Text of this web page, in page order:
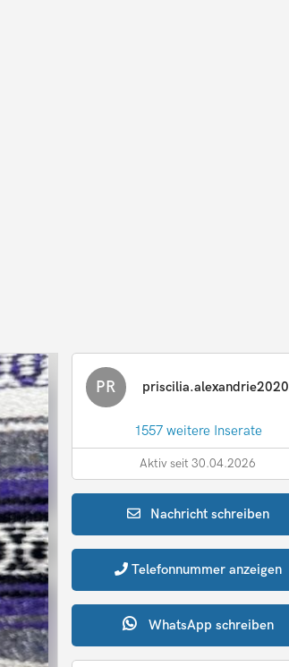
PR
1557 weitere Inserate
Aktiv seit 30.04.2026
Nachrichtschreiben
Telefonnummer anzeigen
WhatsApp schreiben